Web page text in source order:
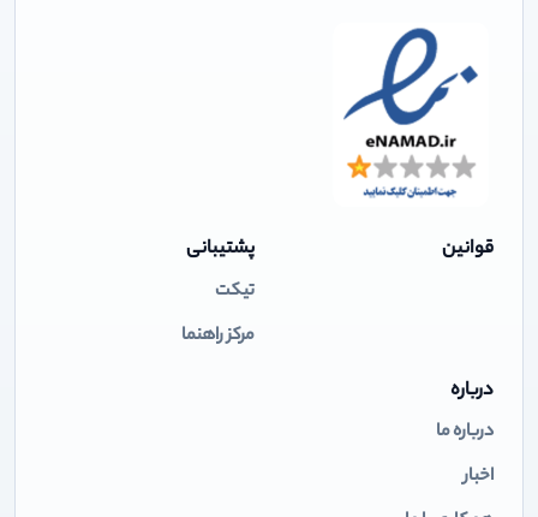
قوانین پشتیبانی
تیکت
مرکز راهنما
درباره
درباره ما
اخبار